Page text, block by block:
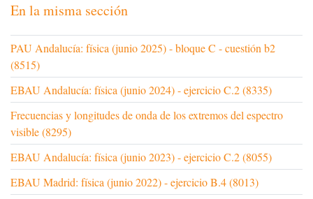
En la misma sección
PAU Andalucía: física (junio 2025) - bloque C - cuestión b2
(8515)
EBAU Andalucía: física (junio 2024) - ejercicio C.2 (8335)
Frecuencias y longitudes de onda de los extremos del espectro
visible (8295)
EBAU Andalucía: física (junio 2023) - ejercicio C.2 (8055)
EBAU Madrid: física (junio 2022) - ejercicio B.4 (8013)